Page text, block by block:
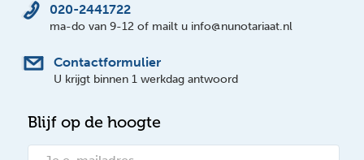
020-2441722
ma-do van 9-12 of mailt u info@nunotariaat.nl
Contactformulier
U krijgt binnen 1 werkdag antwoord
Blijf op de hoogte